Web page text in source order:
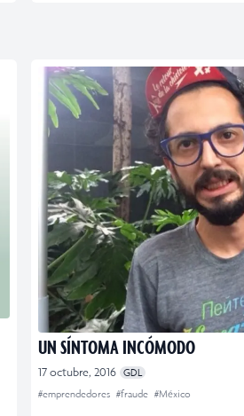
UN SÍNTOMA INCÓMODO
17 octubre, 2016 GDL
#emprendedores #fraude #México